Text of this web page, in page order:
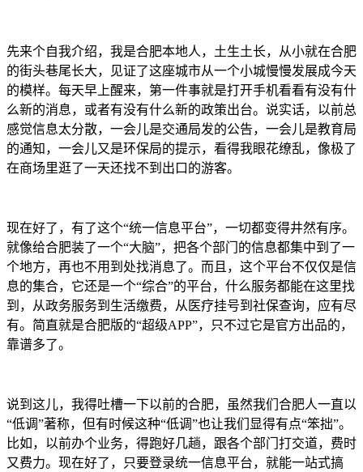
先来个自我介绍，我是合肥本地人，土生土长，从小就在合肥
的街头巷尾长大，见证了这座城市从一个小城慢慢发展成今天
的模样。每天早上醒来，第一件事就是打开手机看看有没有什
么新的消息，或者有没有什么新的政策出台。说实话，以前总
感觉信息太分散，一会儿是交通局发的公告，一会儿是教育局
的通知，一会儿又是环保局的提示，看得我眼花缭乱，像极了
在商场里逛了一天还找不到出口的游客。
现在好了，有了这个“统一信息平台”，一切都变得井然有序。
就像给合肥装了一个“大脑”，把各个部门的信息都集中到了一
个地方，再也不用到处找消息了。而且，这个平台不仅仅是信
息的集合，它还是一个“综合”的平台，什么服务都能在这里找
到，从政务服务到生活缴费，从医疗挂号到社保查询，应有尽
有。简直就是合肥版的“超级APP”，只不过它是官方出品的，
靠谱多了。
说到这儿，我得吐槽一下以前的合肥，虽然我们合肥人一直以
“低调”著称，但有时候这种“低调”也让我们显得有点“笨拙”。
比如，以前办个业务，得跑好几趟，跟各个部门打交道，费时
又费力。现在好了，只要登录统一信息平台，就能一站式搞